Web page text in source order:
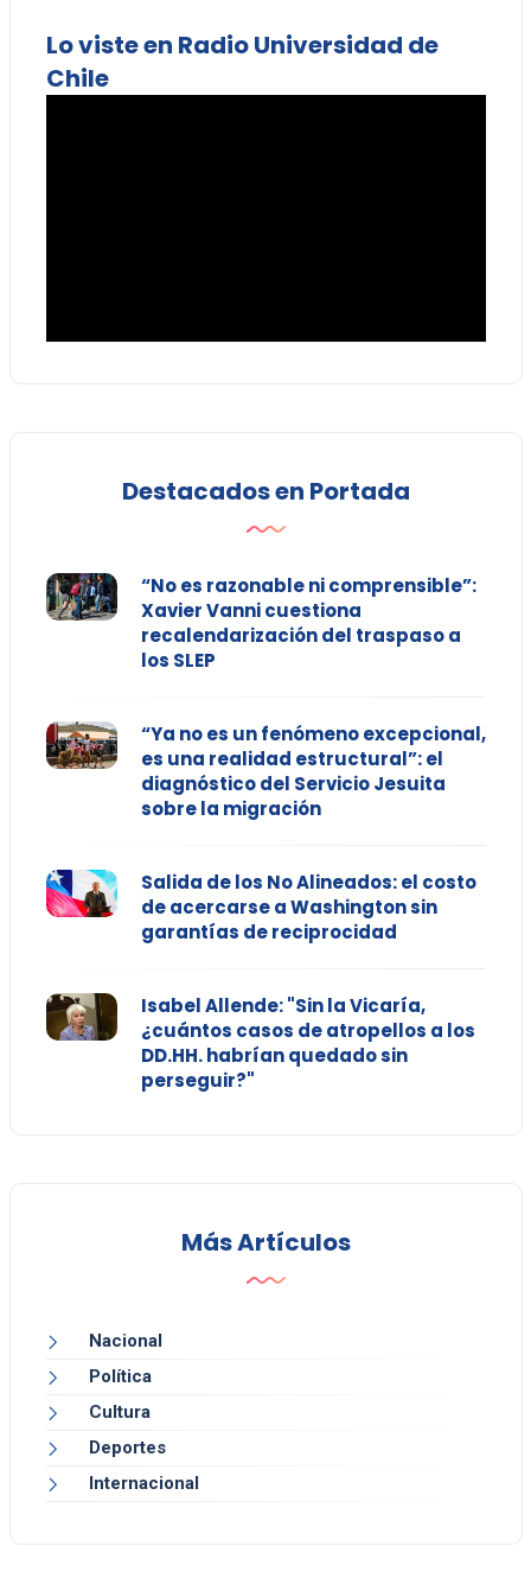
Lo viste en Radio Universidad de
Chile
Destacados en Portada
“No es razonable ni comprensible”:
Xavier Vanni cuestiona
recalendarización del traspaso a
los SLEP
“Ya no es un fenómeno excepcional,
es una realidad estructural”: el
diagnóstico del Servicio Jesuita
sobre la migración
Salida de los No Alineados: el costo
de acercarse a Washington sin
garantías de reciprocidad
Isabel Allende: "Sin la Vicaría,
¿cuántos casos de atropellos a los
DD.HH. habrían quedado sin
perseguir?"
Más Artículos
Nacional
Política
Cultura
Deportes
Internacional